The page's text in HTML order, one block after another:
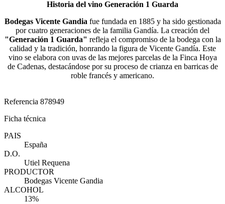
Historia del vino Generación 1 Guarda
Bodegas Vicente Gandia fue fundada en 1885 y ha sido gestionada
por cuatro generaciones de la familia Gandía. La creación del
"Generación 1 Guarda" refleja el compromiso de la bodega con la
calidad y la tradición, honrando la figura de Vicente Gandía. Este
vino se elabora con uvas de las mejores parcelas de la Finca Hoya
de Cadenas, destacándose por su proceso de crianza en barricas de
roble francés y americano​.
Referencia 878949
Ficha técnica
PAIS
España
D.O.
Utiel Requena
PRODUCTOR
Bodegas Vicente Gandia
ALCOHOL
13%